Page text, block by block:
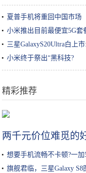
夏普手机将重回中国市场
小米推出目前最便宜5G套
三星GalaxyS20Ultra白上
小米终于祭出“黑科技?
精彩推荐
两千元价位难觅的
想要手机流畅不卡顿?一
旗舰君临，三星Galaxy S8